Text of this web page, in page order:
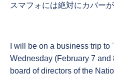
スマフォには絶対にカバーが
I will be on a business trip to
Wednesday (February 7 and
board of directors of the